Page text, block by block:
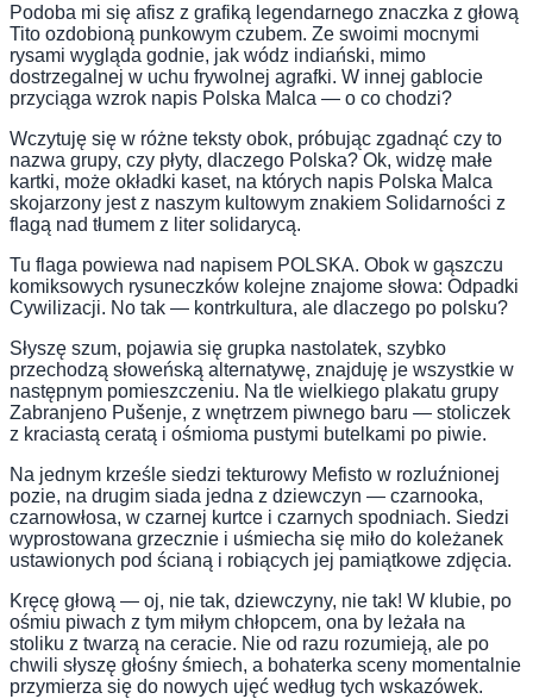
Podoba mi się afisz z grafiką legendarnego znaczka z głową
Tito ozdobioną punkowym czubem. Ze swoimi mocnymi
rysami wygląda godnie, jak wódz indiański, mimo
dostrzegalnej w uchu frywolnej agrafki. W innej gablocie
przyciąga wzrok napis Polska Malca — o co chodzi?
Wczytuję się w różne teksty obok, próbując zgadnąć czy to
nazwa grupy, czy płyty, dlaczego Polska? Ok, widzę małe
kartki, może okładki kaset, na których napis Polska Malca
skojarzony jest z naszym kultowym znakiem Solidarności z
flagą nad tłumem z liter solidarycą.
Tu flaga powiewa nad napisem POLSKA. Obok w gąszczu
komiksowych rysuneczków kolejne znajome słowa: Odpadki
Cywilizacji. No tak — kontrkultura, ale dlaczego po polsku?
Słyszę szum, pojawia się grupka nastolatek, szybko
przechodzą słoweńską alternatywę, znajduję je wszystkie w
następnym pomieszczeniu. Na tle wielkiego plakatu grupy
Zabranjeno Pušenje, z wnętrzem piwnego baru — stoliczek
z kraciastą ceratą i ośmioma pustymi butelkami po piwie.
Na jednym krześle siedzi tekturowy Mefisto w rozluźnionej
pozie, na drugim siada jedna z dziewczyn — czarnooka,
czarnowłosa, w czarnej kurtce i czarnych spodniach. Siedzi
wyprostowana grzecznie i uśmiecha się miło do koleżanek
ustawionych pod ścianą i robiących jej pamiątkowe zdjęcia.
Kręcę głową — oj, nie tak, dziewczyny, nie tak! W klubie, po
ośmiu piwach z tym miłym chłopcem, ona by leżała na
stoliku z twarzą na ceracie. Nie od razu rozumieją, ale po
chwili słyszę głośny śmiech, a bohaterka sceny momentalnie
przymierza się do nowych ujęć według tych wskazówek.